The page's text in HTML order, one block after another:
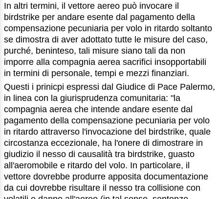
In altri termini, il vettore aereo può invocare il
birdstrike per andare esente dal pagamento della
compensazione pecuniaria per volo in ritardo soltanto
se dimostra di aver adottato tutte le misure del caso,
purché, beninteso, tali misure siano tali da non
imporre alla compagnia aerea sacrifici insopportabili
in termini di personale, tempi e mezzi finanziari.
Questi i prinicpi espressi dal Giudice di Pace Palermo,
in linea con la giurisprudenza comunitaria: "la
compagnia aerea che intende andare esente dal
pagamento della compensazione pecuniaria per volo
in ritardo attraverso l'invocazione del birdstrike, quale
circostanza eccezionale, ha l'onere di dimostrare in
giudizio il nesso di causalità tra birdstrike, guasto
all'aeromobile e ritardo del volo. In particolare, il
vettore dovrebbe produrre apposita documentazione
da cui dovrebbe risultare il nesso tra collisione con